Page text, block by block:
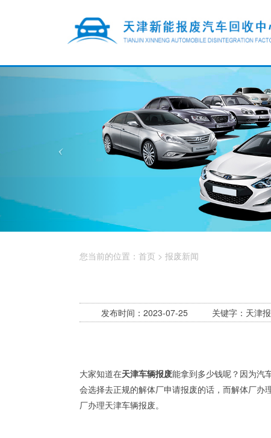
您当前的位置： 首页 > 报废新闻
发布时间：2023-07-25 关键字：天津报废
大家知道在天津车辆报废能拿到多少钱呢？因为汽
会选择去正规的解体厂申请报废的话，而解体厂
厂办理天津车辆报废。